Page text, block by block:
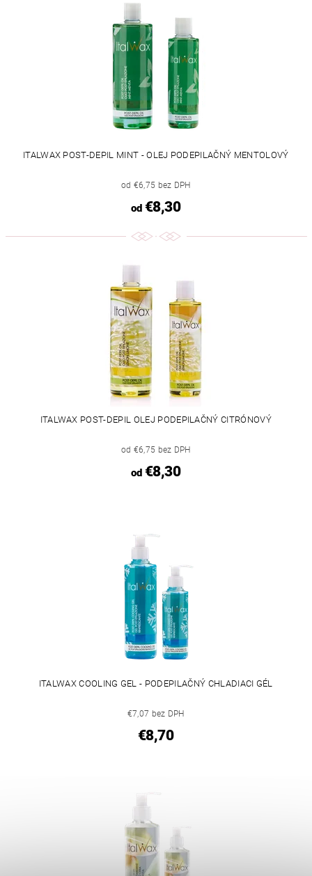
ITALWAX POST-DEPIL MINT - OLEJ PODEPILAČNÝ MENTOLOVÝ
od €6,75 bez DPH
od€8,30
ITALWAX POST-DEPIL OLEJ PODEPILAČNÝ CITRÓNOVÝ
od €6,75 bez DPH
od€8,30
ITALWAX COOLING GEL - PODEPILAČNÝ CHLADIACI GÉL
€7,07 bez DPH
€8,70